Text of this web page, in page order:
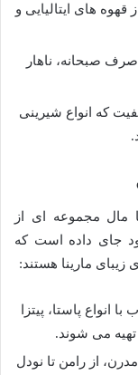
های ایتالیایی و
صبحانه، ناهار
که انواع شیرینی
مال مجموعه ای از
جای داده است که
زیبای مارینا هستند:
انواع پاستا، پیتزا
تهیه می شوند.
از رامن تا نودل